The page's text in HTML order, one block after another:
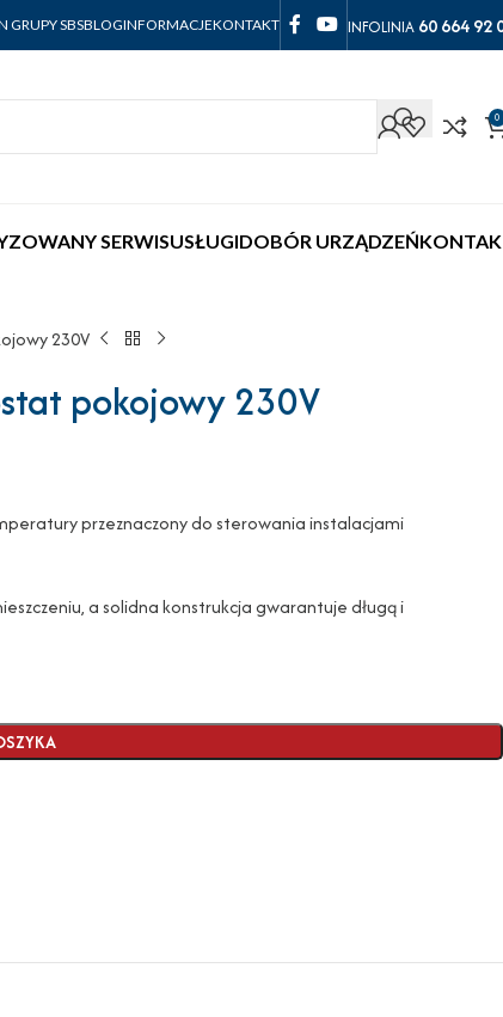
GRUPY SBSBLOGINFORMACJEKONTAKT INFOLINIA 60 664 92
0
SERWISUSŁUGIDOBÓR URZĄDZEŃ
230V
pokojowy 230V
przeznaczony do sterowania instalacjami
a solidna konstrukcja gwarantuje długą i